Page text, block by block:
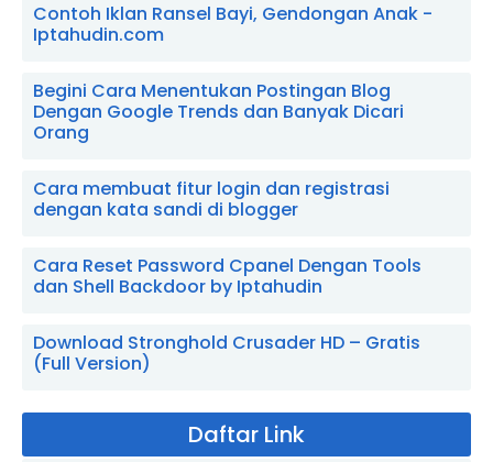
Contoh Iklan Ransel Bayi, Gendongan Anak -
Iptahudin.com
Begini Cara Menentukan Postingan Blog
Dengan Google Trends dan Banyak Dicari
Orang
Cara membuat fitur login dan registrasi
dengan kata sandi di blogger
Cara Reset Password Cpanel Dengan Tools
dan Shell Backdoor by Iptahudin
Download Stronghold Crusader HD – Gratis
(Full Version)
Daftar Link